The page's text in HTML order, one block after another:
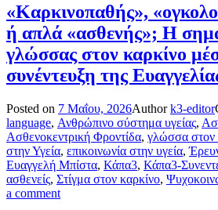
«Καρκινοπαθής»,
ή απλά «ασθενής»; Η
γλώσσας στον καρκίνο
συνέντευξη της
Posted on 7 Μαΐου, 2026Authork3-editor
language, Ανθρώπινο σύστημα υγείας,
Ασθενοκεντρική Φροντίδα, γλώσσα στον
στην Υγεία, επικοινωνία στην υγεία,
Ευαγγελή Μπίστα, Κάπα3, Κάπα3-
ασθενείς, Στίγμα στον καρκίνο,
a comment